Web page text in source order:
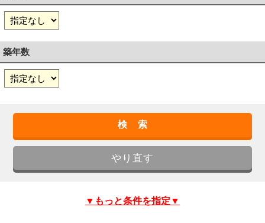
築年数
▼もっと条件を指定▼